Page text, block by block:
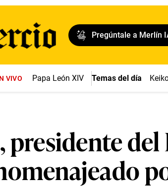
Pregúntale a Merlín
VIVO Papa León XIV Temas del día
presidente